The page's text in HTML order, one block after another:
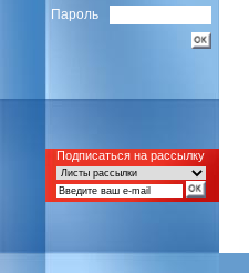
Пароль
Подписаться на рассылку